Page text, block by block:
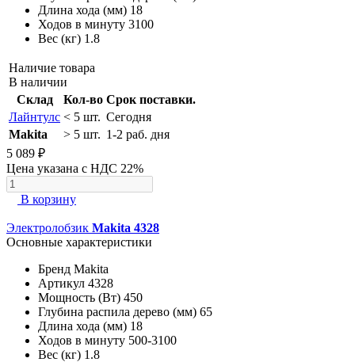
Длина хода (мм) 18
Ходов в минуту 3100
Вес (кг) 1.8
Наличие товара
В наличии
Склад
Кол-во Срок поставки.
Лайнтулс < 5 шт. Сегодня
Makita
> 5 шт. 1-2 раб. дня
5 089 ₽
Цена указана с НДС 22%
В корзину
Электролобзик Makita 4328
Основные характеристики
Бренд Makita
Артикул 4328
Мощность (Вт) 450
Глубина распила дерево (мм) 65
Длина хода (мм) 18
Ходов в минуту 500-3100
Вес (кг) 1.8